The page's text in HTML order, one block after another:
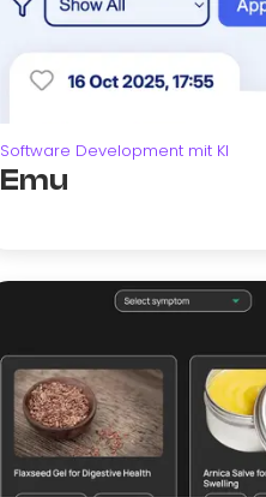
Software Development mit KI
Emu